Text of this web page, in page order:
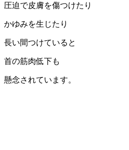
圧迫で皮膚を傷つけたり
かゆみを生じたり
長い間つけていると
首の筋肉低下も
懸念されています。